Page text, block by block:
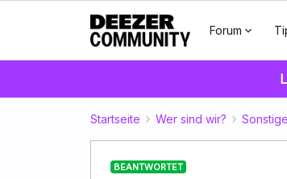
Forum
Startseite Wer sind wir?
BEANTWORTET